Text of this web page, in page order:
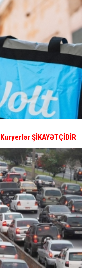
Kuryerlər ŞİKAYƏTÇİDİR